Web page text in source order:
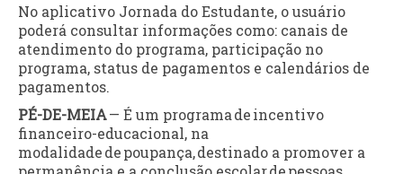
No aplicativo Jornada do Estudante, o usuário
poderá consultar informações como: canais de
atendimento do programa, participação no
programa, status de pagamentos e calendários de
pagamentos.
PÉ-DE-MEIA— É um programa de incentivo
financeiro-educacional, na
modalidade de poupança,destinado a promover a